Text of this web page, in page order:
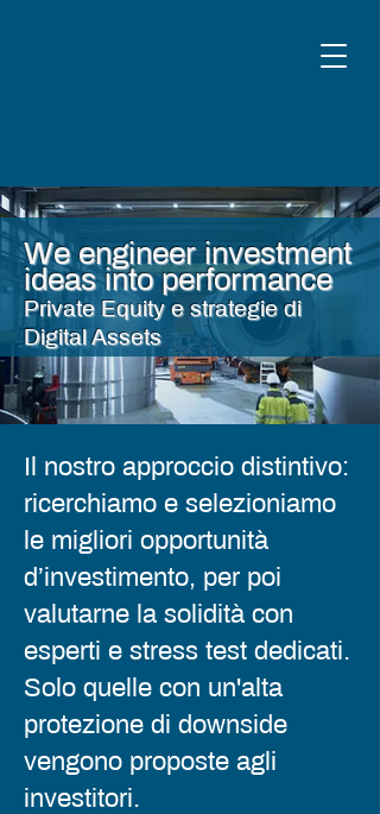
We engineer investment
ideas into performance
Private Equity e strategie di
Digital Assets
Il nostro approccio distintivo:
ricerchiamo e selezioniamo
le migliori opportunità
d’investimento, per poi
valutarne la solidità con
esperti e stress test dedicati.
Solo quelle con un'alta
protezione di downside
vengono proposte agli
investitori.